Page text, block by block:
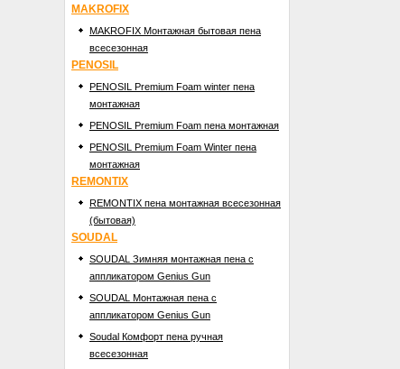
MAKROFIX
MAKROFIX Монтажная бытовая пена
всесезонная
PENOSIL
PENOSIL Premium Foam winter пена
монтажная
PENOSIL Premium Foam пена монтажная
PENOSIL Premium Foam Winter пена
монтажная
REMONTIX
REMONTIX пена монтажная всесезонная
(бытовая)
SOUDAL
SOUDAL Зимняя монтажная пена с
аппликатором Genius Gun
SOUDAL Монтажная пена с
аппликатором Genius Gun
Soudal Комфорт пена ручная
всесезонная